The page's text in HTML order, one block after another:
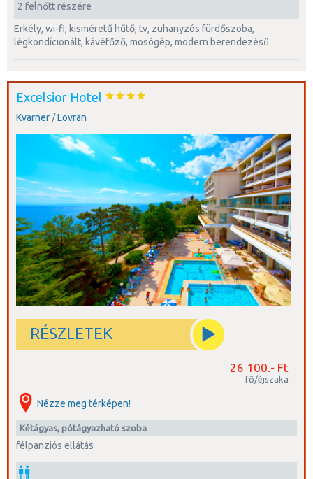
2 felnőtt részére
erkély, wi-fi, kisméretű hűtő, tv, zuhanyzós fürdőszoba,
légkondícionált, kávéfőző, mosógép, modern berendezésű
Excelsior Hotel
Kvarner/Lovran
RÉSZLETEK
26 100.- Ft
fő/éjszaka
Nézze meg térképen!
kétágyas, pótágyazható szoba
félpanziós ellátás